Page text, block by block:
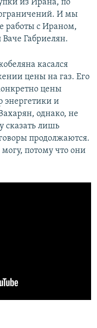
из Ирана, по
И мы
работы с Ираном,
Габриелян.
касался
цены на газ. Его
цены
энергетики и
однако, не
сказать лишь
продолжаются.
потому что они